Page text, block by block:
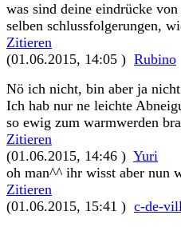
was sind deine eindrücke
selben schlussfolgerungen,
Zitieren
(01.06.2015, 14:05 ) Rubino
Nö ich nicht, bin aber ja
Ich hab nur ne leichte
so ewig zum warmwerden
Zitieren
(01.06.2015, 14:46 ) Yuri
oh man^^ ihr wisst aber nun
Zitieren
(01.06.2015, 15:41 ) c-de-